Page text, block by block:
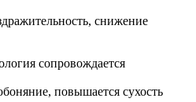
снижение
сопровождается
повышается сухость